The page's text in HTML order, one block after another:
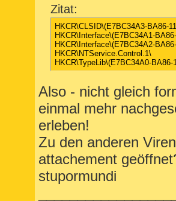
Zitat:
HKCR\CLSID\(E7BC34A3-BA86-
HKCR\Interface\(E7BC34A1-
HKCR\Interface\(E7BC34A2-
HKCR\NTService.Control.1\
HKCR\TypeLib\(E7BC34A0-
Also - nicht gleich
einmal mehr
erleben!
Zu den anderen
attachement
stupormundi